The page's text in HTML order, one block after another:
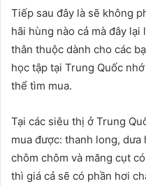
Tiếp sau đây là sẽ không
hãi hùng nào cả mà đây
thân thuộc dành cho các
học tập tại Trung Quốc
thể tìm mua.
Tại các siêu thị ở Trung
mua được: thanh long, dưa
chôm chôm và măng cụt
thì giá cả sẽ có phần hơi